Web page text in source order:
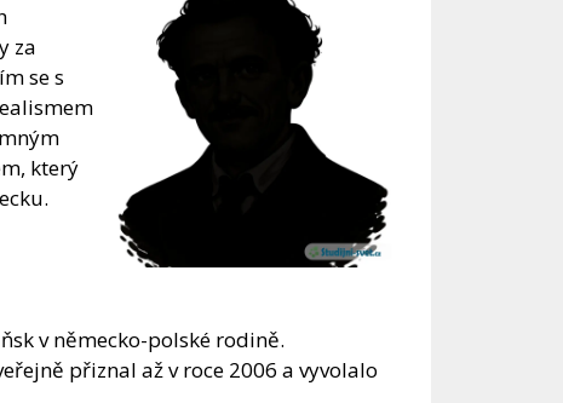
za
se s
který
v německo-polské rodině.
přiznal až v roce 2006 a vyvolalo